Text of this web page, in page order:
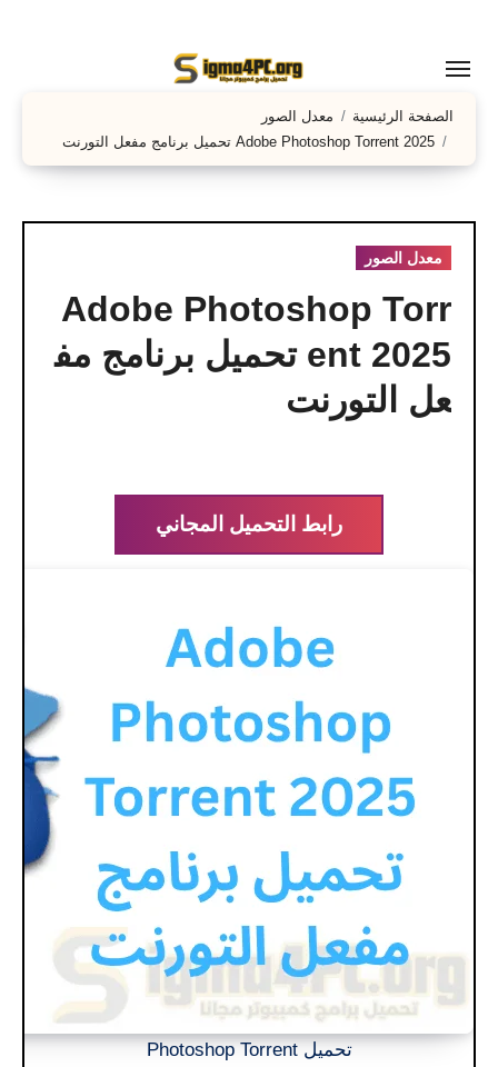
المحتوى
الصفحة الرئيسية
معدل الصور
Adobe Photoshop Torrent 2025 تحميل برنامج مفعل التورنت
معدل الصور
Adobe Photoshop Torr
ent 2025 تحميل برنامج مف
عل التورنت
رابط التحميل المجاني
تحميل Photoshop Torrent